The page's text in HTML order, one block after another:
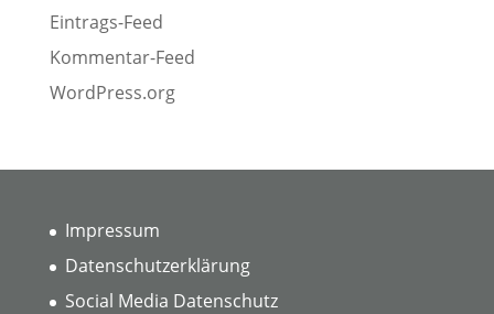
Eintrags-Feed
Kommentar-Feed
WordPress.org
Impressum
Datenschutzerklärung
Social Media Datenschutz